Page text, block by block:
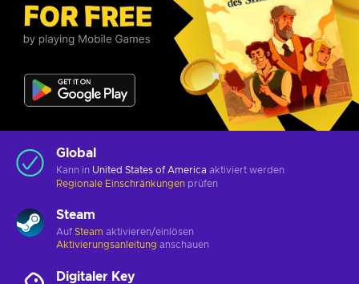
Global
Kann in United States of America aktiviert werden
Regionale Einschränkungen prüfen
Steam
Auf Steam aktivieren/einlösen
Aktivierungsanleitung anschauen
Digitaler Key